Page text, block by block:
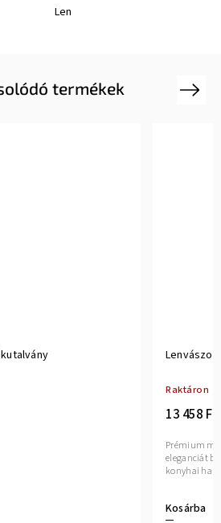
Len
termékek
Raktáron
13 458 Ft
Kosárba
Prémium
eleganciát
konyhai
Next